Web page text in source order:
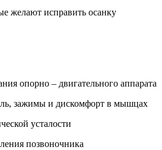
желают исправить осанку
опорно – двигательного аппарата
зажимы и дискомфорт в мышцах
усталости
позвоночника